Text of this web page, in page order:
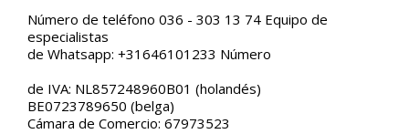
Número de teléfono 036 - 303 13 74 Equipo de
especialistas
de Whatsapp: +31646101233 Número
de IVA: NL857248960B01 (holandés)
BE0723789650 (belga)
Cámara de Comercio: 67973523